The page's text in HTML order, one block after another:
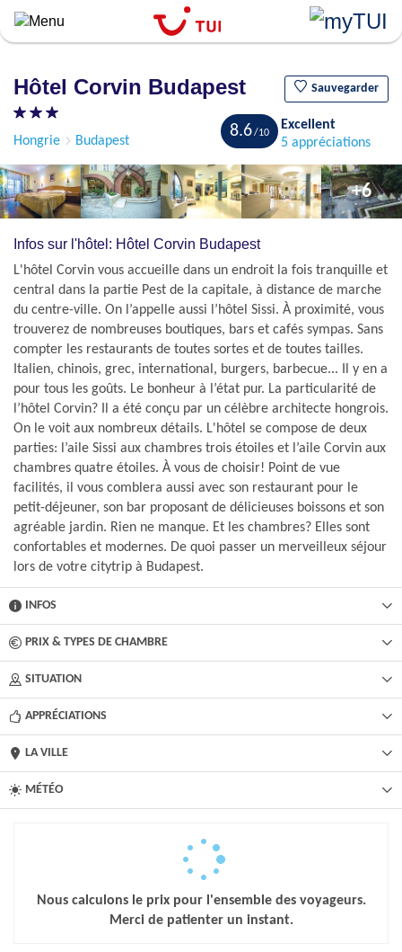
Aller
principal
Hôtel Corvin Budapest Sauvegarder
Hongrie Budapest
8.6
Excellent
5 appréciations
+6
Infos sur l'hôtel: Hôtel Corvin Budapest
L'hôtel Corvin vous accueille dans un endroit la fois tranquille et
central dans la partie Pest de la capitale, à distance de marche
du centre-ville. On l’appelle aussi l’hôtel Sissi. À proximité, vous
trouverez de nombreuses boutiques, bars et cafés sympas. Sans
compter les restaurants de toutes sortes et de toutes tailles.
Italien, chinois, grec, international, burgers, barbecue... Il y en a
pour tous les goûts. Le bonheur à l’état pur. La particularité de
l’hôtel Corvin? Il a été conçu par un célèbre architecte hongrois.
On le voit aux nombreux détails. L'hôtel se compose de deux
parties: l’aile Sissi aux chambres trois étoiles et l’aile Corvin aux
chambres quatre étoiles. À vous de choisir! Point de vue
facilités, il vous comblera aussi avec son restaurant pour le
petit-déjeuner, son bar proposant de délicieuses boissons et son
agréable jardin. Rien ne manque. Et les chambres? Elles sont
confortables et modernes. De quoi passer un merveilleux séjour
lors de votre citytrip à Budapest.
INFOS
PRIX & TYPES DE CHAMBRE
SITUATION
APPRÉCIATIONS
LA VILLE
MÉTÉO
Nous calculons le prix pour l'ensemble des voyageurs.
Merci de patienter un instant.